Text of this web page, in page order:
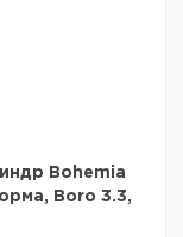
Bohemia
Boro 3.3,